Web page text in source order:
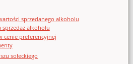
sprzedanego alkoholu
sprzedaz alkoholu
cenie preferencyjnej
sołeckiego